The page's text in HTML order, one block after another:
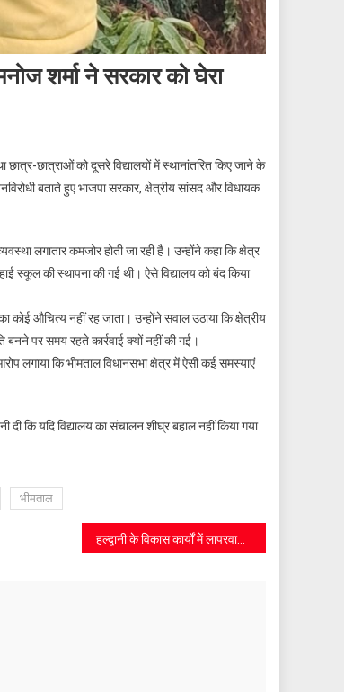
शर्मा ने सरकार को घेरा
छात्राओं को दूसरे विद्यालयों में स्थानांतरित किए जाने के
बताते हुए भाजपा सरकार, क्षेत्रीय सांसद और विधायक
लगातार कमजोर होती जा रही है। उन्होंने कहा कि क्षेत्र
स्कूल की स्थापना की गई थी। ऐसे विद्यालय को बंद किया
कोई औचित्य नहीं रह जाता। उन्होंने सवाल उठाया कि क्षेत्रीय
पर समय रहते कार्रवाई क्यों नहीं की गई।
लगाया कि भीमताल विधानसभा क्षेत्र में ऐसी कई समस्याएं
कि यदि विद्यालय का संचालन शीघ्र बहाल नहीं किया गया
भीमताल
हल्द्वानी के विकास कार्यों में लापरवाही पर सख्त हुए मंत्री कैड़ा, सड़क खुदाई जल्द पूरी करने के निर्देश